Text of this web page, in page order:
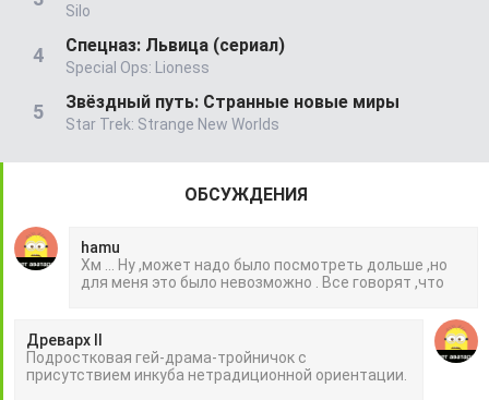
Silo
Спецназ: Львица (сериал)
Special Ops: Lioness
Звёздный путь: Странные новые миры
Star Trek: Strange New Worlds
ОБСУЖДЕНИЯ
hamu
Хм ... Ну ,может надо было посмотреть дольше ,но
для меня это было невозможно . Все говорят ,что
Древарх II
Подростковая гей-драма-тройничок с
присутствием инкуба нетрадиционной ориентации.